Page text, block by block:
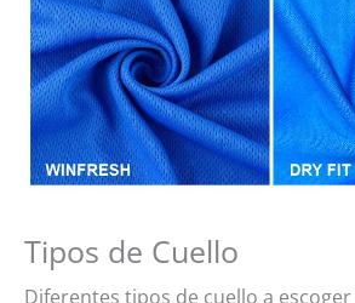
Tipos de Cuello
Diferentes tipos de cuello a